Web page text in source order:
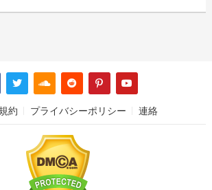
約 プライバシーポリシー 連絡